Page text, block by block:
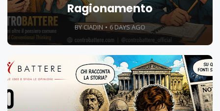
Ragionamento
BY CIADIN 6 DAYS AGO